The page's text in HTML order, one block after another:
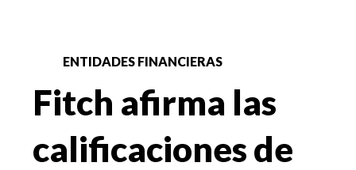
ENTIDADES FINANCIERAS
Fitch afirma las
calificaciones de